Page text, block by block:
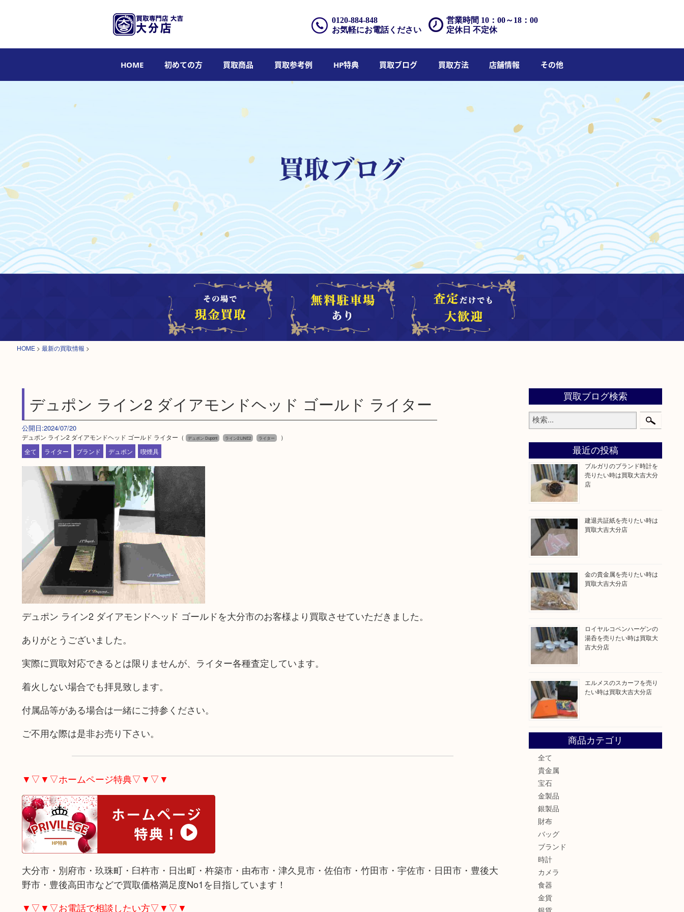
営業時間 10：00～18：00
定休日 不定休
0120-884-848
お気軽にお電話ください
HOME 初めての方 買取商品 買取参考例 HP特典 買取ブログ 買取方法 店舗情報 その他
HOME > 最新の買取情報 >
デュポン ライン2 ダイアモンドヘッド ゴールド ライター
公開日:2024/07/20
デュポン ライン2 ダイアモンドヘッド ゴールド ライター（ デュポン Dupont ライン2 LINE2 ライター
）
全て
ライター ブランド デュポン 喫煙具
デュポン ライン2 ダイアモンドヘッド ゴールドを大分市のお客様より買取させていただきました。
ありがとうございました。
実際に買取対応できるとは限りませんが、ライター各種査定しています。
着火しない場合でも拝見致します。
付属品等がある場合は一緒にご持参ください。
ご不用な際は是非お売り下さい。
▼▽▼▽ホームページ特典▽▼▽▼
大分市・別府市・玖珠町・臼杵市・日出町・杵築市・由布市・津久見市・佐伯市・竹田市・宇佐市・日田市・豊後大
野市・豊後高田市などで買取価格満足度No1を目指しています！
▼▽▼▽お電話で相談したい方▽▼▽▼
買取ブログ検索
最近の投稿
ブルガリのブランド時計を
売りたい時は買取大吉大分
店
建退共証紙を売りたい時は
買取大吉大分店
金の貴金属を売りたい時は
買取大吉大分店
ロイヤルコペンハーゲンの
湯呑を売りたい時は買取大
吉大分店
エルメスのスカーフを売り
たい時は買取大吉大分店
商品カテゴリ
全て
貴金属
宝石
金製品
銀製品
財布
バッグ
ブランド
時計
カメラ
食器
金貨
銀貨